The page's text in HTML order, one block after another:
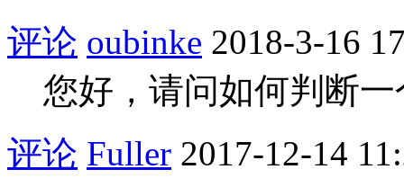
评论 oubinke 2018-3-16
您好，请问如何判断
评论 Fuller 2017-12-14